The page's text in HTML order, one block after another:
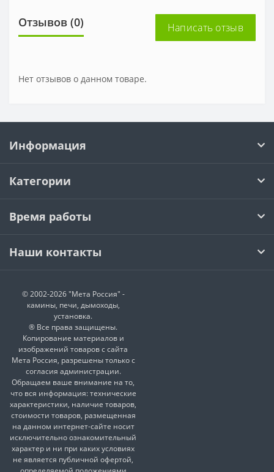
Отзывов (0) Написать отзыв
Нет отзывов о данном товаре.
Информация
Категории
Время работы
Наши контакты
© 2002-2026 "Мета Россия" -
камины, печи, дымоходы,
установка.
® Все права защищены.
Копирование материалов и
изображений товаров с сайта
Мета Россия, разрешены только с
согласия администрации.
Обращаем ваше внимание на то,
что вся информация: технические
характеристики, наличие товаров,
стоимости товаров, размещенная
на данном интернет-сайте носит
исключительно ознакомительный
характер и ни при каких условиях
не является публичной офертой,